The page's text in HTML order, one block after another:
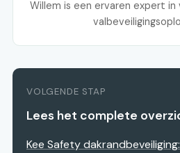
Willem is een ervaren expert in
VOLGENDE STAP
Lees het complete
Kee Safety